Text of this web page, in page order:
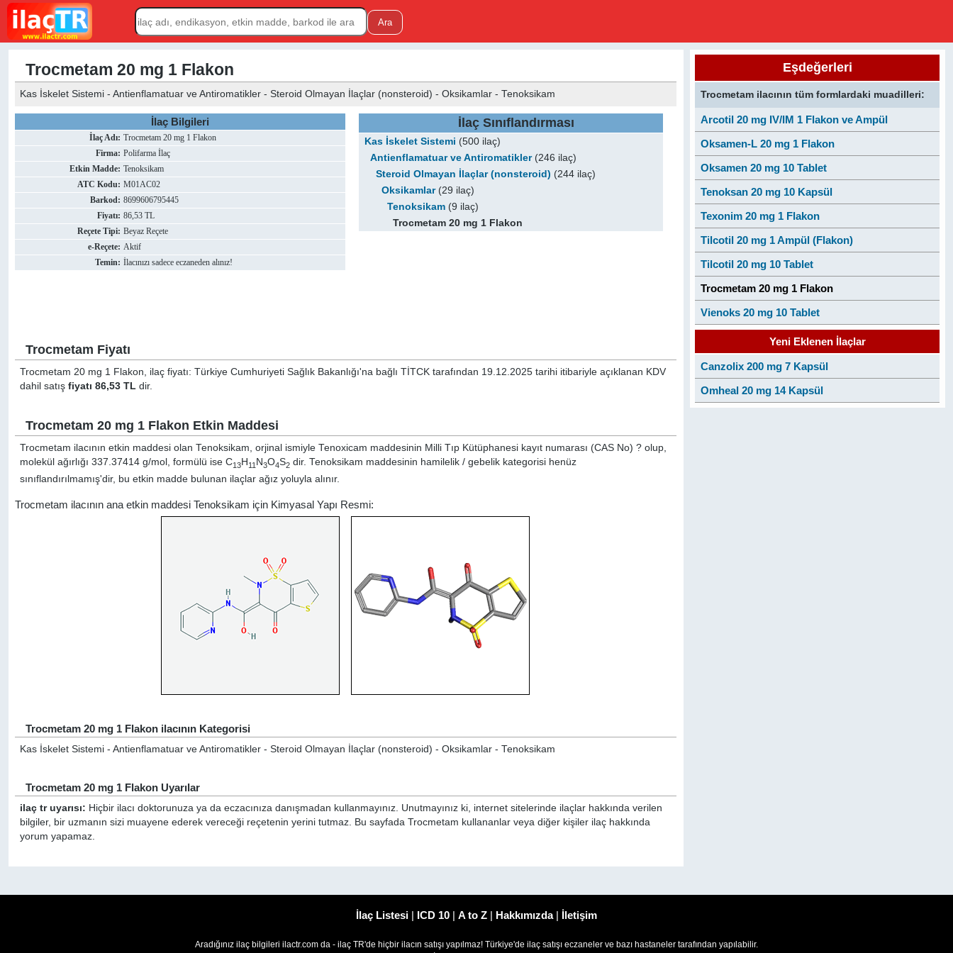
Trocmetam 20 mg 1 Flakon
Kas İskelet Sistemi - Antienflamatuar ve Antiromatikler - Steroid Olmayan İlaçlar (nonsteroid) - Oksikamlar - Tenoksikam
İlaç Bilgileri
İlaç Adı: Trocmetam 20 mg 1 Flakon
Firma: Polifarma İlaç
Etkin Madde: Tenoksikam
ATC Kodu: M01AC02
Barkod: 8699606795445
Fiyatı: 86,53 TL
Reçete Tipi: Beyaz Reçete
e-Reçete: Aktif
Temin: İlacınızı sadece eczaneden alınız!
İlaç Sınıflandırması
Kas İskelet Sistemi (500 ilaç)
Antienflamatuar ve Antiromatikler(246 ilaç)
Steroid Olmayan İlaçlar (nonsteroid) (244 ilaç)
Oksikamlar(29 ilaç)
Tenoksikam (9 ilaç)
Trocmetam 20 mg 1 Flakon
Trocmetam Fiyatı
Trocmetam 20 mg 1 Flakon, ilaç fiyatı: Türkiye Cumhuriyeti Sağlık Bakanlığı'na bağlı TİTCK tarafından 19.12.2025 tarihi itibariyle açıklanan KDV
dahil satışfiyatı 86,53 TL dir.
Trocmetam 20 mg 1 Flakon Etkin Maddesi
Trocmetam ilacının etkin maddesi olan Tenoksikam, orjinal ismiyleTenoxicam maddesinin Milli Tıp Kütüphanesi kayıt numarası (CAS No) ? olup,
molekül ağırlığı 337.37414 g/mol, formülü ise C13H 11 N3O4S2 dir. Tenoksikam maddesinin hamilelik / gebelik kategorisi henüz
sınıflandırılmamış'dir, bu etkin madde bulunan ilaçlar ağız yoluyla alınır.
Trocmetam ilacının ana etkin maddesi Tenoksikam için Kimyasal Yapı Resmi:
Trocmetam 20 mg 1 Flakon ilacının Kategorisi
Kas İskelet Sistemi - Antienflamatuar ve Antiromatikler - Steroid Olmayan İlaçlar (nonsteroid) - Oksikamlar - Tenoksikam
Trocmetam 20 mg 1 Flakon Uyarılar
ilaç tr uyarısı: Hiçbir ilacı doktorunuza ya da eczacınıza danışmadan kullanmayınız. Unutmayınız ki, internet sitelerinde ilaçlar hakkında verilen
bilgiler, bir uzmanın sizi muayene ederek vereceği reçetenin yerini tutmaz. Bu sayfada Trocmetam kullananlar veya diğer kişiler ilaç hakkında
yorum yapamaz.
Eşdeğerleri
Trocmetam ilacının tüm formlardaki muadilleri:
Arcotil 20 mg IV/IM 1 Flakon ve Ampül
Oksamen-L 20 mg 1 Flakon
Oksamen 20 mg 10 Tablet
Tenoksan 20 mg 10 Kapsül
Texonim 20 mg 1 Flakon
Tilcotil 20 mg 1 Ampül (Flakon)
Tilcotil 20 mg 10 Tablet
Trocmetam 20 mg 1 Flakon
Vienoks 20 mg 10 Tablet
Yeni Eklenen İlaçlar
Canzolix 200 mg 7 Kapsül
Omheal 20 mg 14 Kapsül
İlaç Listesi | ICD 10 | A to Z | Hakkımızda| İletişim
Aradığınız ilaç bilgileri ilactr.com da - ilaç TR'de hiçbir ilacın satışı yapılmaz! Türkiye'de ilaç satışı eczaneler ve bazı hastaneler tarafından yapılabilir.